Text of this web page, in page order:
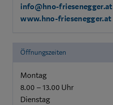
info@hno-friesenegger.at
www.hno-friesenegger.at
Öffnungszeiten
Montag
8.00 – 13.00 Uhr
Dienstag